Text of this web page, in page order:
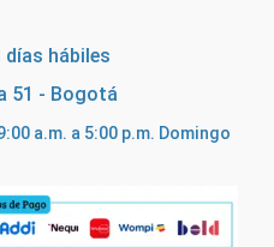
días hábiles
51 - Bogotá
a.m. a 5:00 p.m. Domingo